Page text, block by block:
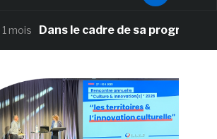
Dans le cadre de sa programmation